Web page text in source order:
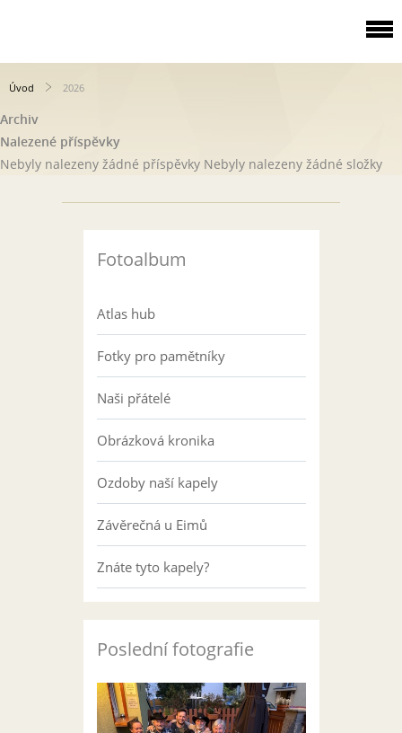
Úvod 2026
Archiv
Nalezené příspěvky
Nebyly nalezeny žádné příspěvky Nebyly nalezeny žádné složky
Fotoalbum
Atlas hub
Fotky pro pamětníky
Naši přátelé
Obrázková kronika
Ozdoby naší kapely
Závěrečná u Eimů
Znáte tyto kapely?
Poslední fotografie